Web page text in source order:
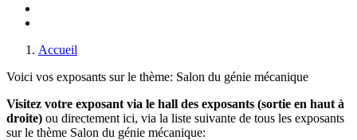
Accueil
Voici vos exposants sur le thème: Salon du génie mécanique
Visitez votre exposant via le hall des exposants (sortie en haut à
droite) ou directement ici, via la liste suivante de tous les exposants
sur le thème Salon du génie mécanique: